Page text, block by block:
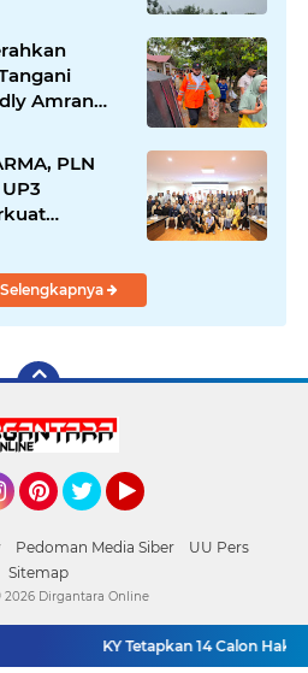
Amran
PLN
Pedoman Media Siber
UU Pers
Sitemap
KY Tetapkan 14 Calon
2026 Dirgantara Online